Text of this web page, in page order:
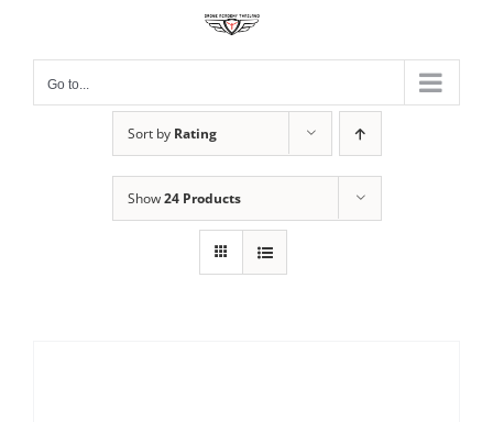
contentGo to...
Sort by Rating
Show24 Products